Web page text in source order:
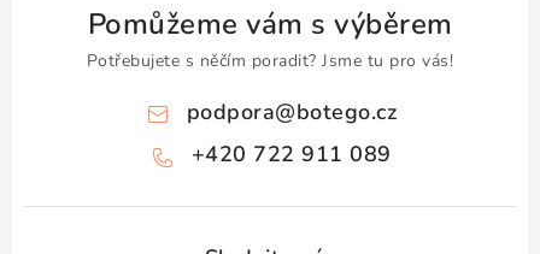
Pomůžeme vám s výběrem
Potřebujete s něčím poradit? Jsme tu pro vás!
podpora@botego.cz
+420 722 911 089